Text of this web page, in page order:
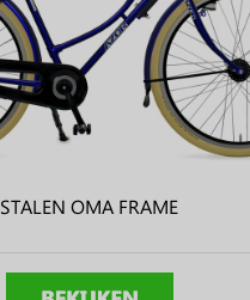
STALEN OMA FRAME